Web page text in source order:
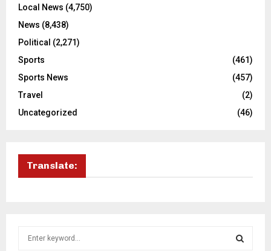
Local News (4,750)
News (8,438)
Political (2,271)
Sports
(461)
Sports News
(457)
Travel
(2)
Uncategorized
(46)
Translate: